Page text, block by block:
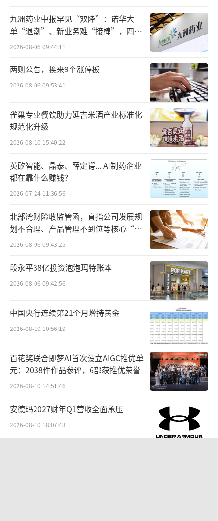
入，也转化成了市场认知和品牌粘性。除了前
文提到的业务覆盖了大多数TOP药械企业外，
太美医疗科技的客户复购率也极高。根据招股
说明书，2021年至2023年间，太美医疗科技的
整体客户留存率分别为82.0%、82.8%和77.
8%，其中，核心客户留存率更是高达分别91.
2%、94.7%及87.3%。
现阶段，太美医疗科技主要基于TrialOS、
前者聚焦新药和医疗器械的研发环节，后者则
主要服务药品、医疗器械的营销过程。而太美
医疗科技也因此成为国内唯一能够提供药械研
发及营销的一站式数字化解决方案的企业。相
比纯粹的SaaS软件，基于平台的数字化解决方
案，更强调相关各方的合作。
2019年，在临床试验SaaS软件的基础上，
太美医疗科技推出医药及医疗器械研发数字化
技的云端软件产品及数字化服务，并整合了包
括来自CDE的临床研究机构资料、数字化SMO
合作伙伴信息、独立影像评估及药物警戒相关
九洲药业中报罕见“双降”：诺华大
单“退潮”、新业务难“接棒”，四大
难关待闯
2026-08-06 09:44:11
两则公告，换来9个涨停板
2026-08-06 09:53:41
雀巢专业餐饮助力延吉米酒产业标准化
规范化升级
2026-08-10 15:40:22
英矽智能、晶泰、薛定谔... AI制药企业
都在靠什么赚钱？
2026-07-24 11:36:56
北部湾财险收监管函，直指公司发展规
划不合理、产品管理不到位等核心“痛
点”
2026-08-06 09:43:25
段永平38亿投资泡泡玛特账本
2026-08-06 09:42:56
中国央行连续第21个月增持黄金
2026-08-10 10:56:19
百花奖联合即梦AI首次设立AIGC推优单
元：2038件作品参评，6部获推优荣誉
2026-08-10 14:51:46
安德玛2027财年Q1营收全面承压
2026-08-10 18:07:43